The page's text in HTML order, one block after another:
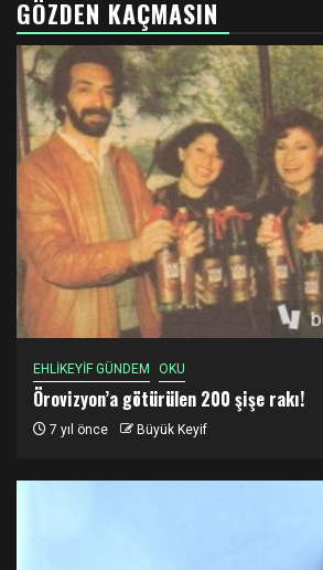
GÖZDEN KAÇMASIN
EHLİKEYİF GÜNDEM OKU
Örovizyon’a götürülen 200 şişe rakı!
7 yıl önce Büyük Keyif